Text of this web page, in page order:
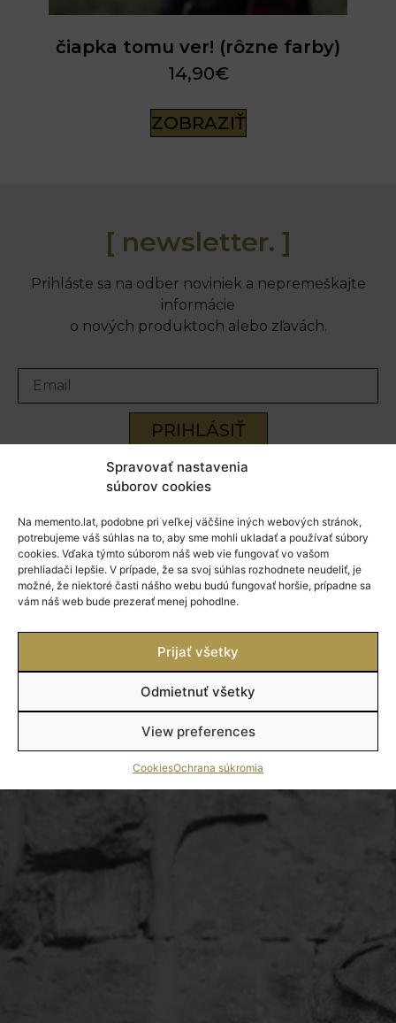
Spravovať nastavenia
súborov cookies
Na memento.lat, podobne pri veľkej väčšine iných webových stránok,
potrebujeme váš súhlas na to, aby sme mohli ukladať a používať súbory
cookies. Vďaka týmto súborom náš web vie fungovať vo vašom
prehliadači lepšie. V prípade, že sa svoj súhlas rozhodnete neudeliť, je
možné, že niektoré časti nášho webu budú fungovať horšie, prípadne sa
vám náš web bude prezerať menej pohodlne.
Prijať všetky
Odmietnuť všetky
View preferences
CookiesOchrana súkromia
čiapka tomu ver! (rôzne farby)
14,90€
ZOBRAZIŤ
[ newsletter. ]
Prihláste sa na odber noviniek a nepremeškajte
informácie
o nových produktoch alebo zľavách.
PRIHLÁSIŤ